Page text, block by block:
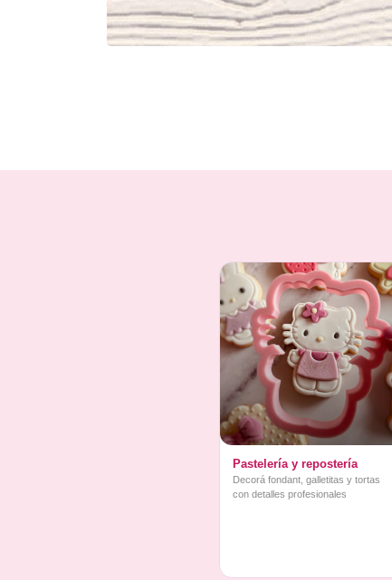
Pastelería y repostería
Decorá fondant, galletitas y tortas
con detalles profesionales